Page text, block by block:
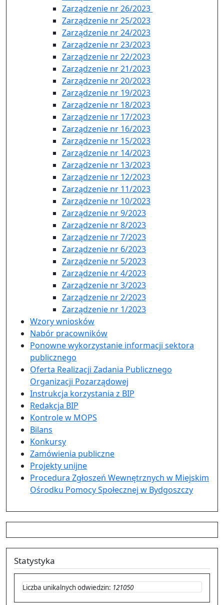
Zarządzenie nr 26/2023
Zarządzenie nr 25/2023
Zarządzenie nr 24/2023
Zarządzenie nr 23/2023
Zarządzenie nr 22/2023
Zarządzenie nr 21/2023
Zarządzenie nr 20/2023
Zarządzenie nr 19/2023
Zarządzenie nr 18/2023
Zarządzenie nr 17/2023
Zarządzenie nr 16/2023
Zarządzenie nr 15/2023
Zarządzenie nr 14/2023
Zarządzenie nr 13/2023
Zarządzenie nr 12/2023
Zarządzenie nr 11/2023
Zarządzenie nr 10/2023
Zarządzenie nr 9/2023
Zarządzenie nr 8/2023
Zarządzenie nr 7/2023
Zarządzenie nr 6/2023
Zarządzenie nr 5/2023
Zarządzenie nr 4/2023
Zarządzenie nr 3/2023
Zarządzenie nr 2/2023
Zarządzenie nr 1/2023
Wzory wniosków
Nabór pracowników
Ponowne wykorzystanie informacji sektora
publicznego
Oferta Realizacji Zadania Publicznego
Organizacji Pozarządowej
Instrukcja korzystania z BIP
Redakcja BIP
Kontrole w MOPS
Bilans
Konkursy
Zamówienia publiczne
Projekty unijne
Procedura Zgłoszeń Wewnętrznych w Miejskim
Ośrodku Pomocy Społecznej w Bydgoszczy
Statystyka
Liczba unikalnych odwiedzin: 121050